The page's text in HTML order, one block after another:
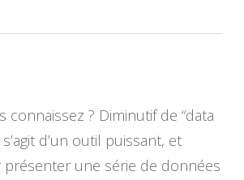
connaissez ? Diminutif de “data
d’un outil puissant, et
une série de données